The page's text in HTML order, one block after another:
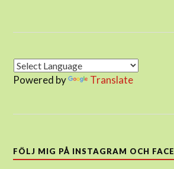
Powered by Translate
FÖLJ MIG PÅ INSTAGRAM OCH